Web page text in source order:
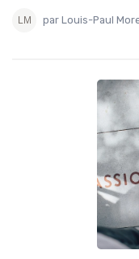
par Louis-Paul